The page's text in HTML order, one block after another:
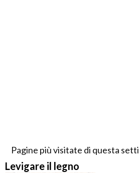
Pagine più visitate di questa
Levigare il legno